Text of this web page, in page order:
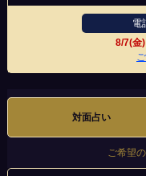
電
8/7(金)
対面占い
ご希望